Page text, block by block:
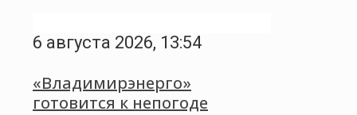
6 августа 2026, 13:54
«Владимирэнерго»
готовится к непогоде